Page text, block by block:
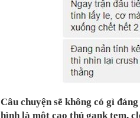
Câu chuyện sẽ không có gì
hình là một cao thủ gank tem,